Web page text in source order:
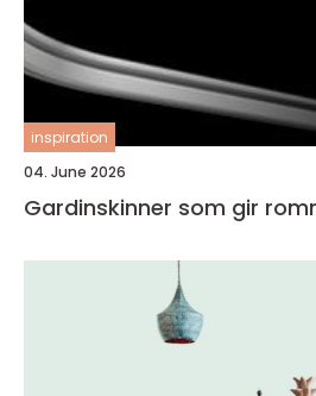
inspiration
04. June 2026
Gardinskinner som gir